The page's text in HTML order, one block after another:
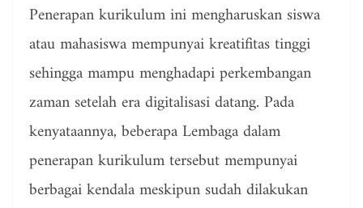
Penerapan kurikulum ini mengharuskan siswa
atau mahasiswa mempunyai kreatifitas tinggi
sehingga mampu menghadapi perkembangan
zaman setelah era digitalisasi datang. Pada
kenyataannya, beberapa Lembaga dalam
penerapan kurikulum tersebut mempunyai
berbagai kendala meskipun sudah dilakukan